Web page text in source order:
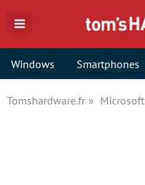
Windows Smartphones
Tomshardware.fr Microsoft